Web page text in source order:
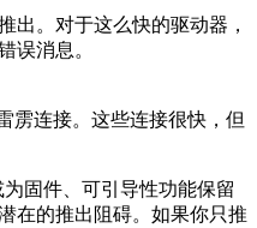
出。对于这么快的驱动器，
误消息。
雳连接。这些连接很快，但
固件、可引导性功能保留
在的推出阻碍。如果你只推